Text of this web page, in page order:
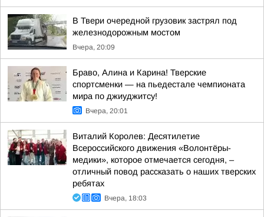
В Твери очередной грузовик застрял под
железнодорожным мостом
Вчера, 20:09
Браво, Алина и Карина! Тверские
спортсменки — на пьедестале чемпионата
мира по джиуджитсу!
Вчера, 20:01
Виталий Королев: Десятилетие
Всероссийского движения «Волонтёры-
медики», которое отмечается сегодня, –
отличный повод рассказать о наших тверских
ребятах
Вчера, 18:03